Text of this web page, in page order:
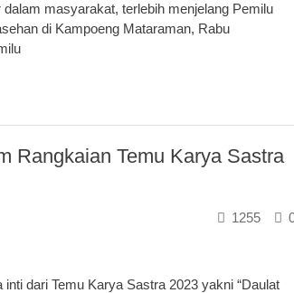
masyarakat, terlebih menjelang Pemilu
di Kampoeng Mataraman, Rabu
Rangkaian Temu Karya Sastra
1255
dari Temu Karya Sastra 2023 yakni “Daulat